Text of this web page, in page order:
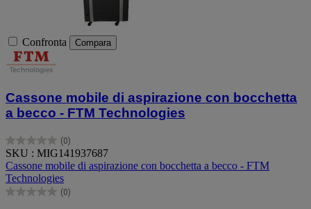
Confronta Compara
Cassone mobile di aspirazione con bocchetta
a becco - FTM Technologies
(0)
0.0
su
5
stelle.
SKU : MIG141937687
Cassone mobile di aspirazione con bocchetta a becco - FTM
Technologies
(0)
0.0